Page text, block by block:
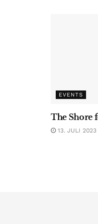
EVENTS
The Shore
13. JULI 2023